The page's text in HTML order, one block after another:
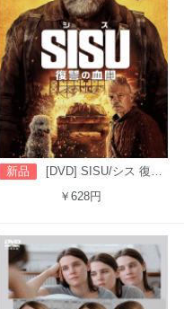
新品
[DVD] SISU/シス 復讐の血闘（吹替版）
￥628円